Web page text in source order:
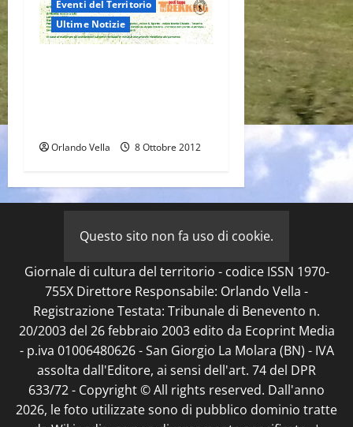
Eventi del Territorio
Ultime Notizie
Orlando Vella 8 Ottobre 2012
Questo sito non fa uso di cookie.
Giornale di cultura del territorio - codice ISSN 1970-
755X Direttore Responsabile: Orlando Vella -
Registrazione Testata: Tribunale di Benevento n.
20/2003 del 26 febbraio 2003 edito da Ecoprint Media
- p.iva 01006480626 - San Giorgio La Molara (BN) - IVA
assolta dall'Editore, ai sensi dell'art. 74 del DPR
633/72 - Copyright © All rights reserved. Dall'anno
2026, le foto utilizzate sono di pubblico dominio tratte